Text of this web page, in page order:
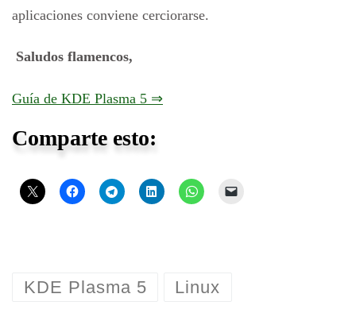
aplicaciones conviene cerciorarse.
Saludos flamencos,
Guía de KDE Plasma 5 ⇒
Comparte esto:
KDE Plasma 5 Linux